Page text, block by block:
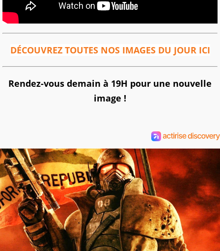
DÉCOUVREZ TOUTES NOS IMAGES DU JOUR ICI
Rendez-vous demain à 19H pour une nouvelle
image !